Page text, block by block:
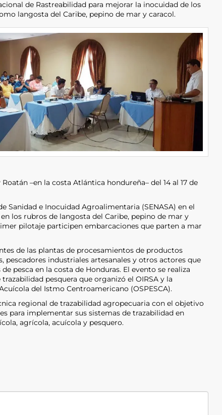
de Rastreabilidad para mejorar la inocuidad de los
langosta del Caribe, pepino de mar y caracol.
–en la costa Atlántica hondureña– del 14 al 17 de
Sanidad e Inocuidad Agroalimentaria (SENASA) en el
los rubros de langosta del Caribe, pepino de mar y
pilotaje participen embarcaciones que parten a mar
de las plantas de procesamientos de productos
pescadores industriales artesanales y otros actores que
pesca en la costa de Honduras. El evento se realiza
pesquera que organizó el OIRSA y la
del Istmo Centroamericano (OSPESCA).
regional de trazabilidad agropecuaria con el objetivo
para implementar sus sistemas de trazabilidad en
agrícola, acuícola y pesquero.